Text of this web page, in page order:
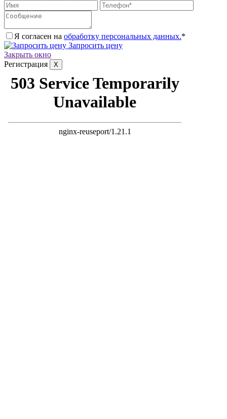
Я согласен на обработку персональных данных.*
Запросить цену
Закрыть окно
Регистрация
X